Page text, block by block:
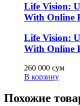
Life Vision:
With Online
Life Vision:
With Online
260 000 сум
В корзину
Похожие